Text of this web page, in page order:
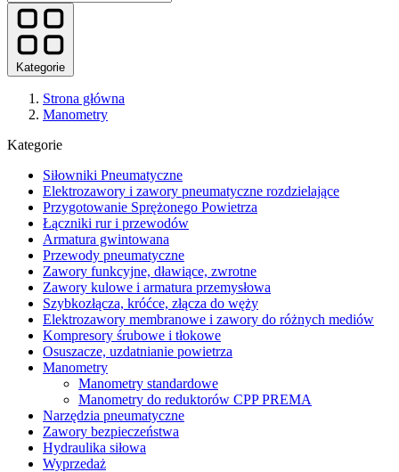
Kategorie
Strona główna
Manometry
Kategorie
Siłowniki Pneumatyczne
Elektrozawory i zawory pneumatyczne rozdzielające
Przygotowanie Sprężonego Powietrza
Łączniki rur i przewodów
Armatura gwintowana
Przewody pneumatyczne
Zawory funkcyjne, dławiące, zwrotne
Zawory kulowe i armatura przemysłowa
Szybkozłącza, króćce, złącza do węży
Elektrozawory membranowe i zawory do różnych mediów
Kompresory śrubowe i tłokowe
Osuszacze, uzdatnianie powietrza
Manometry
Manometry standardowe
Manometry do reduktorów CPP PREMA
Narzędzia pneumatyczne
Zawory bezpieczeństwa
Hydraulika siłowa
Wyprzedaż